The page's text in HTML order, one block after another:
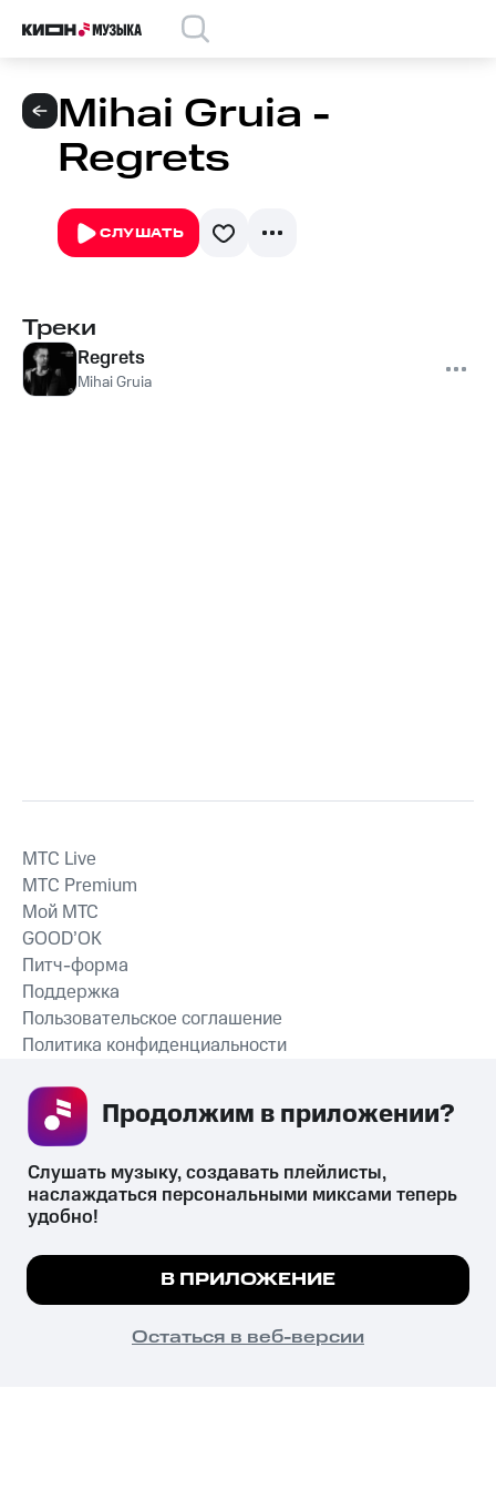
Mihai Gruia -
Regrets
СЛУШАТЬ
Треки
Regrets
Mihai Gruia
СКАЧАТЬ ПРИЛОЖЕНИЕ
MTС Live
MTС Premium
Мой МТС
GOOD’OK
Питч-форма
Поддержка
Пользовательское соглашение
Политика конфиденциальности
психотропных веществ, их аналогов причиняет вред здоровью,
их незаконный оборот запрещён и влечёт установленную
законодательством ответственность.
© 2026 ООО «КИОН».
Все права защищены
Мы используем куки, чтобы на сайте все
Подробнее
ПОНЯТНО
Слушать музыку, создавать плейлисты,
наслаждаться персональными миксами теперь
удобно!
В ПРИЛОЖЕНИЕ
Остаться в веб-версии